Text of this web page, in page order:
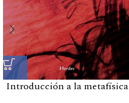
Introducción a la metafísica